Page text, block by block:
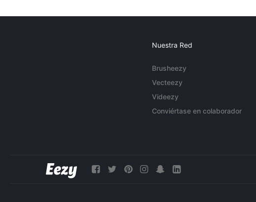
Nuestra Red
Brusheezy
Vecteezy
Videezy
Conviértase en colaborador